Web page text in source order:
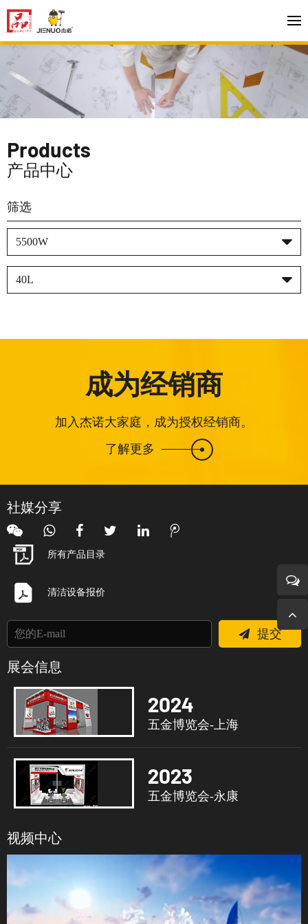
Products
产品中心
筛选
5500W
40L
成为经销商
加入杰诺大家庭，成为授权经销商。
了解更多
社媒分享
所有产品目录
清洁设备报价
提交
展会信息
2024
五金博览会-上海
2023
五金博览会-永康
视频中心